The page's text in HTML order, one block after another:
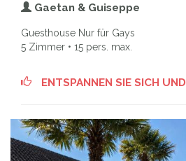
Gaetan & Guiseppe
Guesthouse Nur für Gays
5 Zimmer • 15 pers. max.
ENTSPANNEN SIE SICH